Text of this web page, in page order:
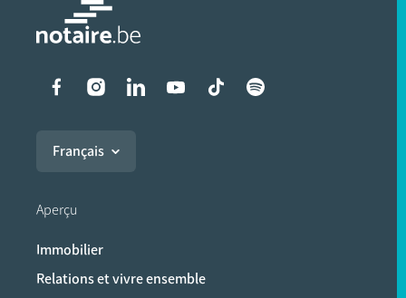
Liens vers les réseaux
Français
Aperçu
Immobilier
Relations et vivre ensemble